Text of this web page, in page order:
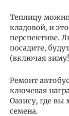
Теплицу
кладовой, и
перспективе.
посадите,
(включая
Ремонт
ключевая
Оазису, где
семена.